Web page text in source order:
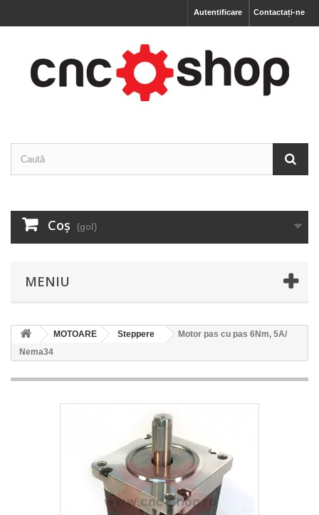
Contactați-ne
Autentificare
Coş (gol)
MENIU
MOTOARE Steppere
Motor pas cu pas 6Nm, 5A/
Nema34